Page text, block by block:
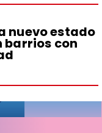
nuevo estado
barrios con